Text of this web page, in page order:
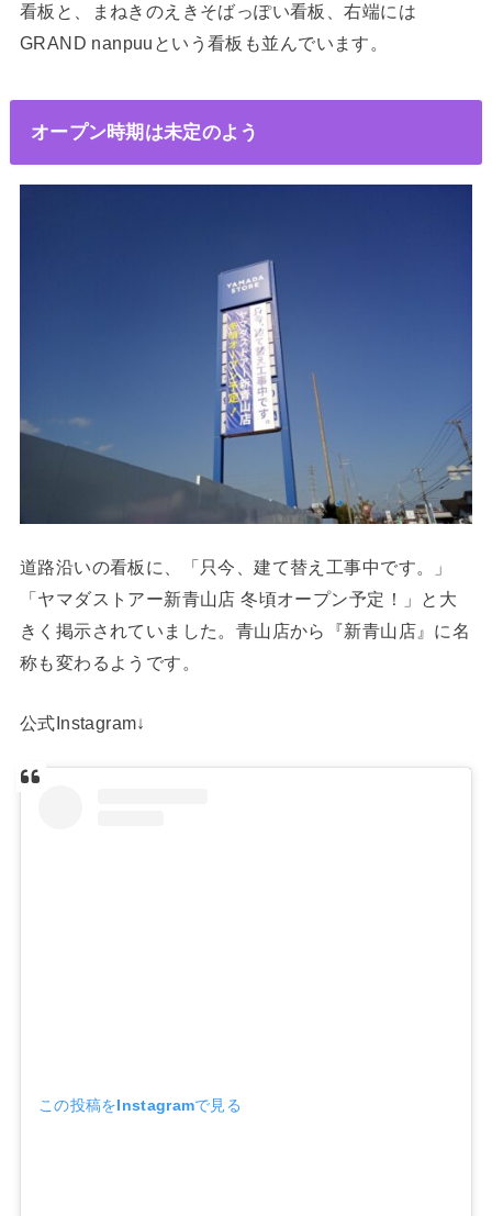
看板と、まねきのえきそばっぽい看板、右端には
GRAND nanpuuという看板も並んでいます。
オープン時期は未定のよう
道路沿いの看板に、「只今、建て替え工事中です。」
「ヤマダストアー新青山店 冬頃オープン予定！」と大
きく掲示されていました。青山店から『新青山店』に名
称も変わるようです。
公式Instagram↓
この投稿をInstagramで見る